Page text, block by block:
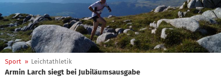
Sport » Leichtathletik
Armin Larch siegt bei Jubiläumsausgabe